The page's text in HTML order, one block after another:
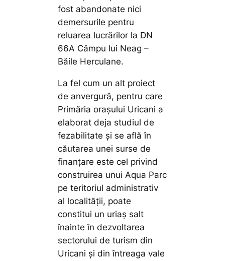
fost abandonate nici
demersurile pentru
reluarea lucrărilor la DN
66A Câmpu lui Neag –
Băile Herculane.
La fel cum un alt proiect
de anvergură, pentru care
Primăria orașului Uricani a
elaborat deja studiul de
fezabilitate și se află în
căutarea unei surse de
finanțare este cel privind
construirea unui Aqua Parc
pe teritoriul administrativ
al localității, poate
constitui un uriaș salt
înainte în dezvoltarea
sectorului de turism din
Uricani și din întreaga vale